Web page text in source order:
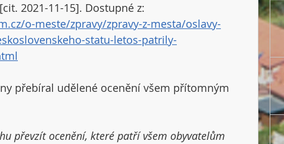
2021-11-15]. Dostupné z:
o-meste/zpravy/zpravy-z-mesta/oslavy-
statu-letos-patrily-
přebíral udělené ocenění všem přítomným